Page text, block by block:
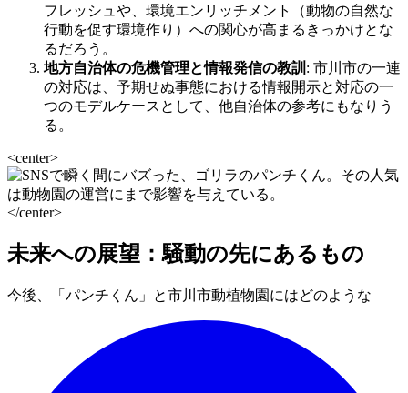
フレッシュや、環境エンリッチメント（動物の自然な
行動を促す環境作り）への関心が高まるきっかけとな
るだろう。
地方自治体の危機管理と情報発信の教訓 : 市川市の一連
の対応は、予期せぬ事態における情報開示と対応の一
つのモデルケースとして、他自治体の参考にもなりう
る。
<center>
</center>
未来への展望：騒動の先にあるもの
今後、「パンチくん」と市川市動植物園にはどのような